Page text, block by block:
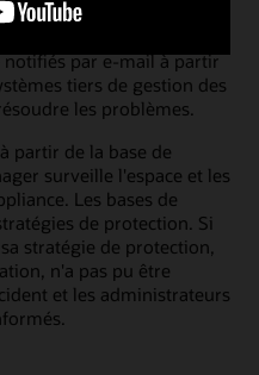
les administrateurs de
notifiés par e-mail à partir
tiers de gestion des
les problèmes.
partir de la base de
surveille l'espace et les
Les bases de
de protection. Si
stratégie de protection,
n'a pas pu être
et les administrateurs